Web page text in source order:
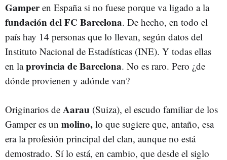
Gamperen España si no fuese porque va ligado a la
fundación del FC Barcelona. De hecho, en todo el
país hay 14 personas que lo llevan, según datos del
Instituto Nacional de Estadísticas (INE). Y todas ellas
en laprovincia de Barcelona. No es raro. Pero ¿de
dónde provienen y adónde van?
Originarios de Aarau (Suiza), el escudo familiar de los
Gamper es un molino, lo que sugiere que, antaño, esa
era la profesión principal del clan, aunque no está
demostrado. Sí lo está, en cambio, que desde el siglo